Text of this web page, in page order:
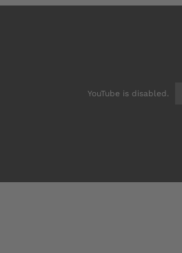
YouTube is disabled.